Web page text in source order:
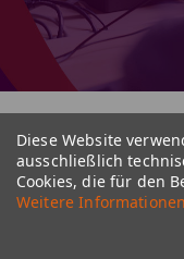
Diese Website
ausschließlich
Cookies, die für den
Weitere Informationen